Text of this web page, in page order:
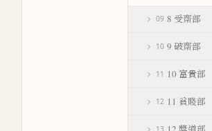
09 8 受齋部
10 9 破齋部
11 10 富貴部
12 11 貧賤部
13